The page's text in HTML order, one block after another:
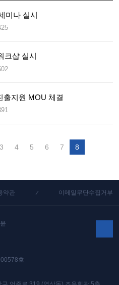
미나 실시
크샵 실시
출지원 MOU 체결
3 4 5 6 7 8
약관 이메일무단수집거부
호
위로